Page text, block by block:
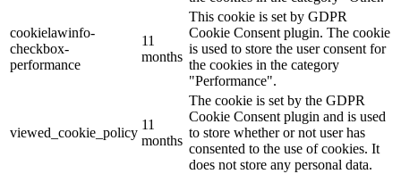
cookielawinfo-
checkbox-
performance
11
months
This cookie is set by GDPR
Cookie Consent plugin. The cookie
is used to store the user consent for
the cookies in the category
"Performance".
viewed_cookie_policy
11
months
The cookie is set by the GDPR
Cookie Consent plugin and is used
to store whether or not user has
consented to the use of cookies. It
does not store any personal data.